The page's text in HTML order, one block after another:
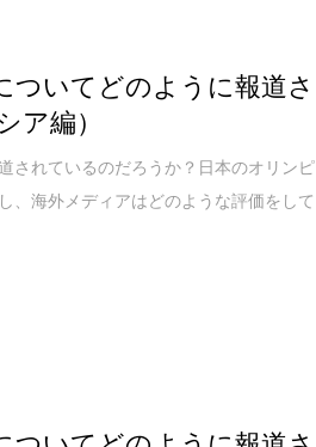
ついてどのように報道さ
ア編）
されているのだろうか？日本のオリンピ
、海外メディアはどのような評価をして